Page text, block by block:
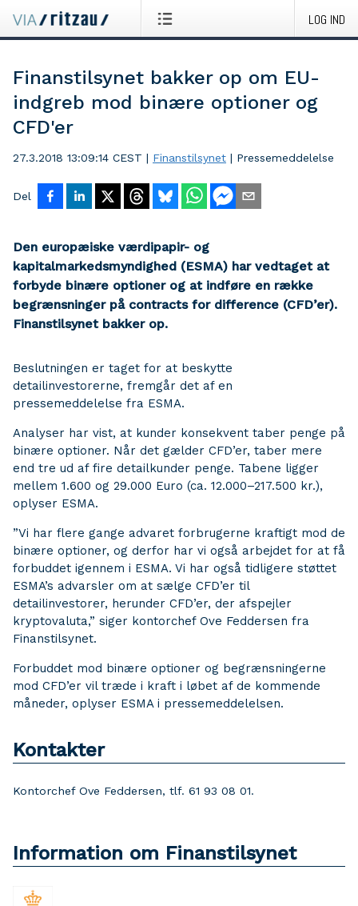
LOG IND
Finanstilsynet bakker op om EU-
indgreb mod binære optioner og
CFD'er
27.3.2018 13:09:14 CEST | Finanstilsynet | Pressemeddelelse
Del
Den europæiske værdipapir- og
kapitalmarkedsmyndighed (ESMA) har vedtaget at
forbyde binære optioner og at indføre en række
begrænsninger på contracts for difference (CFD’er).
Finanstilsynet bakker op.
Beslutningen er taget for at beskytte
detailinvestorerne, fremgår det af en
pressemeddelelse fra ESMA.
Analyser har vist, at kunder konsekvent taber penge på
binære optioner. Når det gælder CFD’er, taber mere
end tre ud af fire detailkunder penge. Tabene ligger
mellem 1.600 og 29.000 Euro (ca. 12.000–217.500 kr.),
oplyser ESMA.
”Vi har flere gange advaret forbrugerne kraftigt mod de
binære optioner, og derfor har vi også arbejdet for at få
forbuddet igennem i ESMA. Vi har også tidligere støttet
ESMA’s advarsler om at sælge CFD’er til
detailinvestorer, herunder CFD’er, der afspejler
kryptovaluta,” siger kontorchef Ove Feddersen fra
Finanstilsynet.
Forbuddet mod binære optioner og begrænsningerne
mod CFD’er vil træde i kraft i løbet af de kommende
måneder, oplyser ESMA i pressemeddelelsen.
Kontakter
Kontorchef Ove Feddersen, tlf. 61 93 08 01.
Information om Finanstilsynet